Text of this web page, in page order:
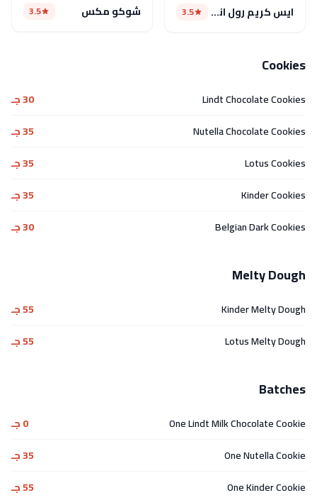
ايس كريم رول اند مور 3.5 شوكو مكس 3.5
Cookies
Lindt Chocolate Cookies
30 جـ
Nutella Chocolate Cookies
35 جـ
Lotus Cookies
35 جـ
Kinder Cookies
35 جـ
Belgian Dark Cookies
30 جـ
Melty Dough
Kinder Melty Dough
55 جـ
Lotus Melty Dough
55 جـ
Batches
One Lindt Milk Chocolate Cookie
0 جـ
One Nutella Cookie
35 جـ
One Kinder Cookie
55 جـ